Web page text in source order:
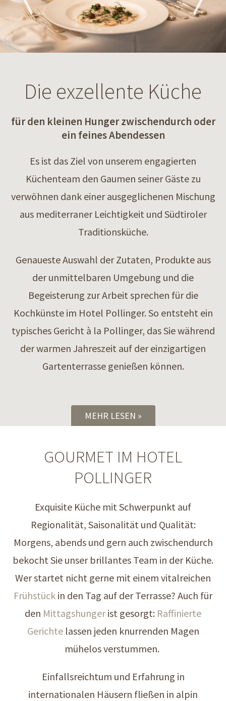
Die exzellente Küche
für den kleinen Hunger zwischendurch oder
ein feines Abendessen
Es ist das Ziel von unserem engagierten
Küchenteam den Gaumen seiner Gäste zu
verwöhnen dank einer ausgeglichenen Mischung
aus mediterraner Leichtigkeit und Südtiroler
Traditionsküche.
Genaueste Auswahl der Zutaten, Produkte aus
der unmittelbaren Umgebung und die
Begeisterung zur Arbeit sprechen für die
Kochkünste im Hotel Pollinger. So entsteht ein
typisches Gericht à la Pollinger, das Sie während
der warmen Jahreszeit auf der einzigartigen
Gartenterrasse genießen können.
MEHR LESEN
GOURMET IM HOTEL
POLLINGER
Exquisite Küche mit Schwerpunkt auf
Regionalität, Saisonalität und Qualität:
Morgens, abends und gern auch zwischendurch
bekocht Sie unser brillantes Team in der Küche.
Wer startet nicht gerne mit einem vitalreichen
Frühstück in den Tag auf der Terrasse? Auch für
den Mittagshungerist gesorgt: Raffinierte
Gerichtelassen jeden knurrenden Magen
mühelos verstummen.
Einfallsreichtum und Erfahrung in
internationalen Häusern fließen in alpin